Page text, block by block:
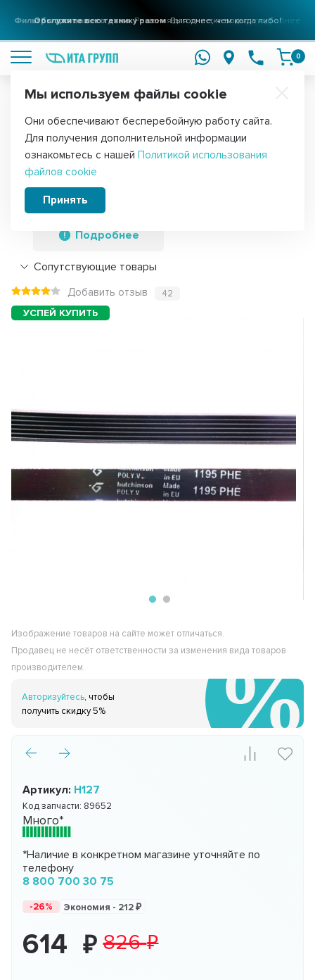
Фильтры для вашего домаРешения для очистки воды подробнее
0
Главная Запчасти для стиральных машин Ремни для
Приводной ремень барабана
стиральной машины Ariston, Indesit,
Hutchinson 1195 H7, H127
Подробнее
Сопутствующие товары
Добавить отзыв 42
Изображение товаров на сайте может отличаться.
Продавец не несёт ответственности за изменения вида товаров
производителем.
Авторизуйтесь, чтобы
получить скидку 5%
Артикул: H127
Код запчасти: 89652
Много*
*Наличие в конкретном магазине уточняйте по
телефону
8 800 700 30 75
-26% Экономия - 212
614 826
Мы используем файлы cookie
Они обеспечивают бесперебойную работу сайта.
Для получения дополнительной информации
ознакомьтесь с нашей Политикой использования
файлов cookie
Принять